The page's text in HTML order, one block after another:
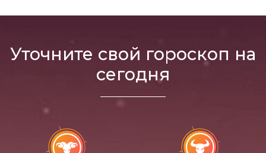
Уточните свой гороскоп на
сегодня